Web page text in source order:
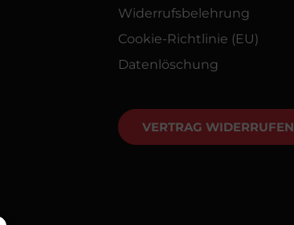
Widerrufsbelehrung
Cookie-Richtlinie (EU)
Datenlöschung
VERTRAG WIDERRUFEN